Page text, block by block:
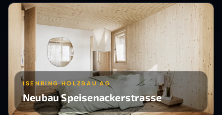
ISENRING HOLZBAU AG
Neubau Speisenackerstrasse